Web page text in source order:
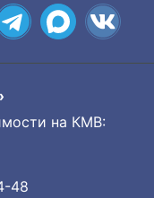
на КМВ:
48